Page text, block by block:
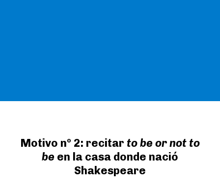
Motivo nº 2: recitar to be or not to
be en la casa donde nació
Shakespeare